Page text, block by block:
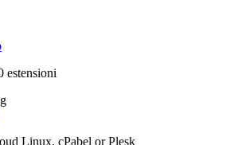
estensioni
Linux, cPabel or Plesk